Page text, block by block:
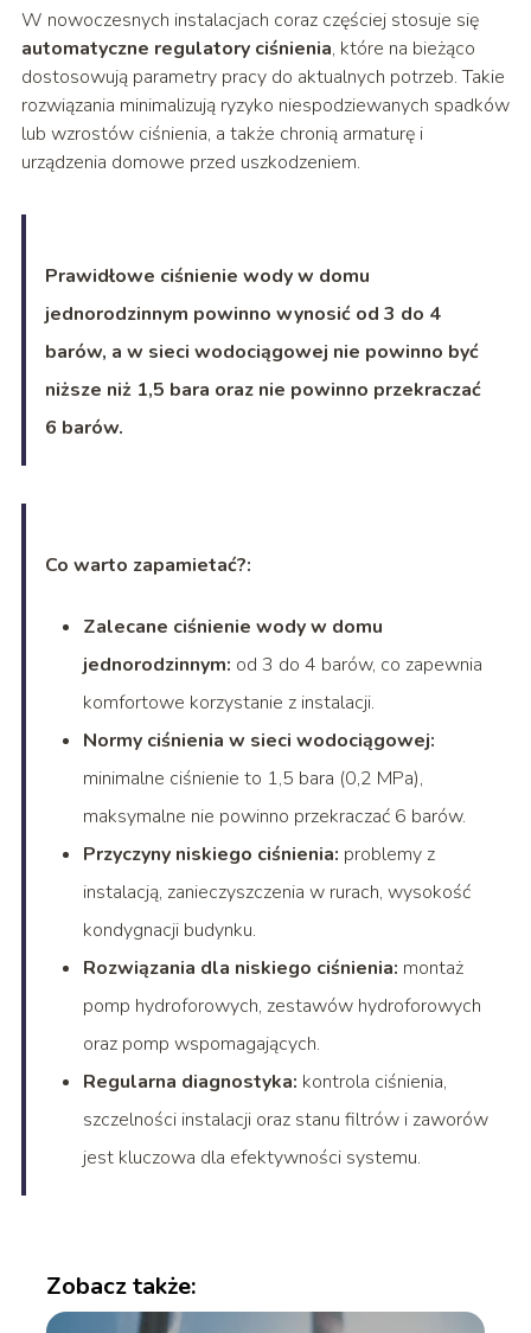
W nowoczesnych instalacjach coraz częściej stosuje się
automatyczne regulatory ciśnienia, które na bieżąco
dostosowują parametry pracy do aktualnych potrzeb. Takie
rozwiązania minimalizują ryzyko niespodziewanych spadków
lub wzrostów ciśnienia, a także chronią armaturę i
urządzenia domowe przed uszkodzeniem.
Prawidłowe ciśnienie wody w domu
jednorodzinnym powinno wynosić od 3 do 4
barów, a w sieci wodociągowej nie powinno być
niższe niż 1,5 bara oraz nie powinno przekraczać
6 barów.
Co warto zapamietać?:
Zalecane ciśnienie wody w domu
jednorodzinnym: od 3 do 4 barów, co zapewnia
komfortowe korzystanie z instalacji.
Normy ciśnienia w sieci wodociągowej:
minimalne ciśnienie to 1,5 bara (0,2 MPa),
maksymalne nie powinno przekraczać 6 barów.
Przyczyny niskiego ciśnienia: problemy z
instalacją, zanieczyszczenia w rurach, wysokość
kondygnacji budynku.
Rozwiązania dla niskiego ciśnienia: montaż
pomp hydroforowych, zestawów hydroforowych
oraz pomp wspomagających.
Regularna diagnostyka: kontrola ciśnienia,
szczelności instalacji oraz stanu filtrów i zaworów
jest kluczowa dla efektywności systemu.
Zobacz także: